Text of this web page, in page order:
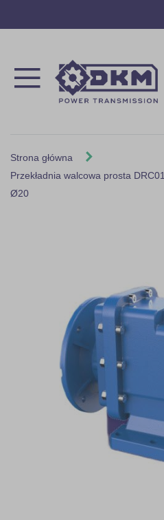
Strona główna
Przekładnia walcowa prosta
Ø20